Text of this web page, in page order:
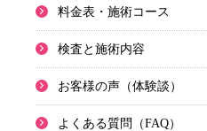
料金表・施術コース
検査と施術内容
お客様の声（体験談）
よくある質問（FAQ）